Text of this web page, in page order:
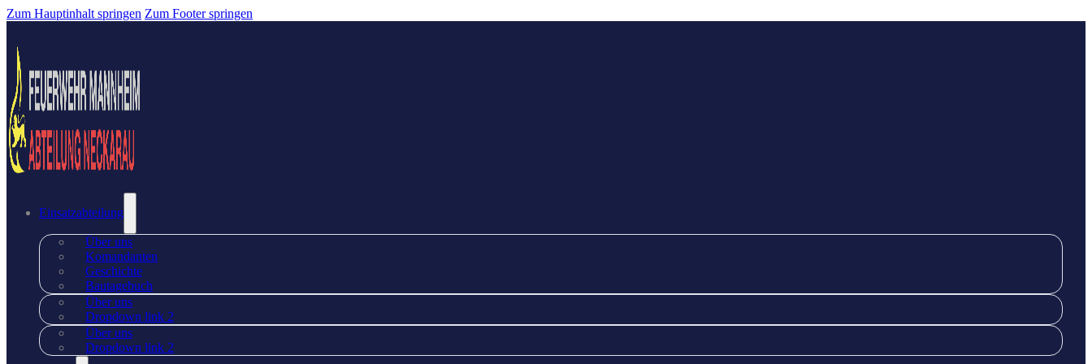
Zum Hauptinhalt springen Zum Footer springen
Einsatzabteilung
Über uns
Komandanten
Geschichte
Bautagebuch
Über uns
Dropdown link 2
Über uns
Dropdown link 2